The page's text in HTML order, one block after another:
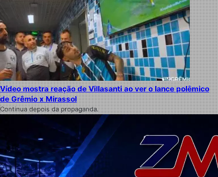
Vídeo mostra reação de Villasanti ao ver o lance polêmico
de Grêmio x Mirassol
Continua depois da propaganda.